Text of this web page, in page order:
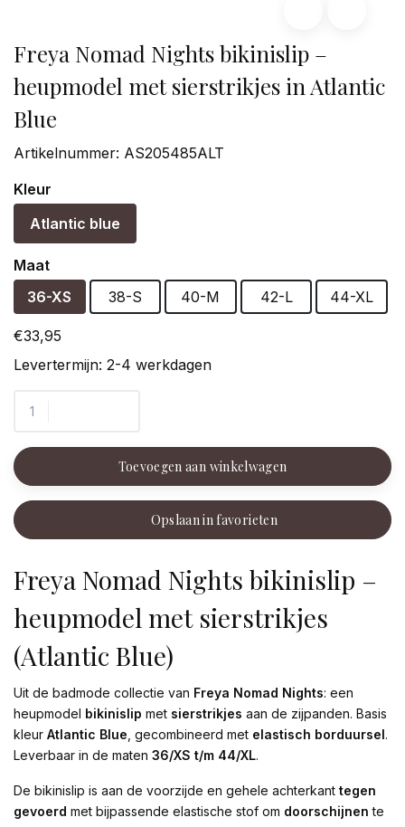
Freya Nomad Nights bikinislip –
heupmodel met sierstrikjes in Atlantic
Blue
Artikelnummer: AS205485ALT
Kleur
Atlantic blue
Maat
36-XS
38-S 40-M 42-L 44-XL
€33,95
Levertermijn: 2-4 werkdagen
Toevoegen aan winkelwagen
Opslaan in favorieten
Freya Nomad Nights bikinislip –
heupmodel met sierstrikjes
(Atlantic Blue)
Uit de badmode collectie van Freya Nomad Nights: een
heupmodel bikinislip met sierstrikjes aan de zijpanden. Basis
kleur Atlantic Blue , gecombineerd met elastisch borduursel.
Leverbaar in de maten 36/XS t/m 44/XL.
De bikinislip is aan de voorzijde en gehele achterkant tegen
gevoerd met bijpassende elastische stof om doorschijnen te